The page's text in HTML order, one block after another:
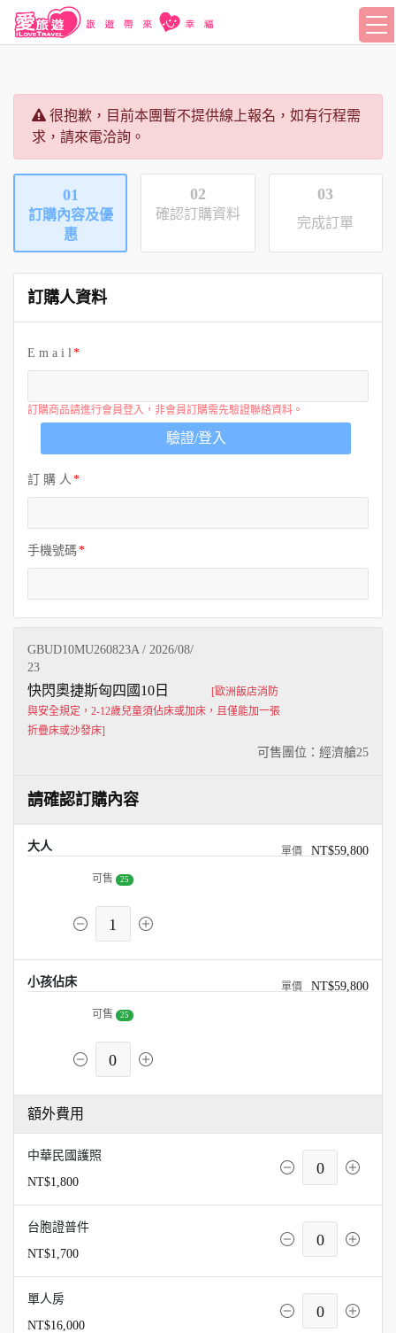
很抱歉，目前本團暫不提供線上報名，如有行程需
求，請來電洽詢。
01
訂購內容及優
惠
02
確認訂購資料
03
完成訂單
訂購人資料
E m a i l
訂購商品請進行會員登入，非會員訂購需先驗證聯絡資料。
驗證/登入
訂 購 人
手機號碼
GBUD10MU260823A / 2026/08/
23
可售團位：經濟艙25
快閃奧捷斯匈四國10日
[歐洲飯店消防
與安全規定，2-12歲兒童須佔床或加床，且僅能加一張
折疊床或沙發床]
請確認訂購內容
大人 NT$59,800
可售 25
1
小孩佔床 NT$59,800
可售 25
0
額外費用
中華民國護照
NT$1,800
0
台胞證普件
NT$1,700
0
單人房
NT$16,000
0